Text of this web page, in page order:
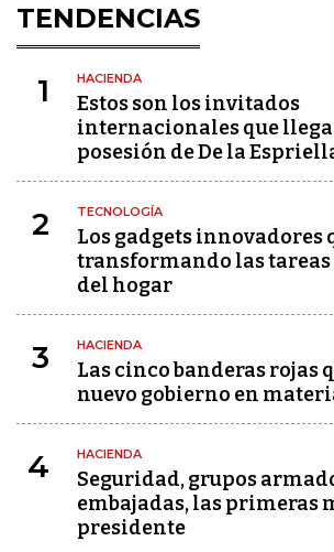
TENDENCIAS
1 HACIENDA
Estos son los invitados
internacionales que
posesión de De la
2 TECNOLOGÍA
Los gadgets innovadores
transformando las
del hogar
3 HACIENDA
Las cinco banderas rojas
nuevo gobierno en
4 HACIENDA
Seguridad, grupos
embajadas, las primeras
presidente